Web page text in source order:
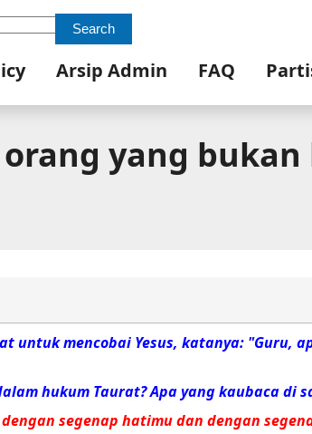
Search
Arsip Admin FAQ
yang
untuk mencobai Yesus, katanya: "Guru,
hukum Taurat? Apa yang kaubaca di
segenap hatimu dan dengan